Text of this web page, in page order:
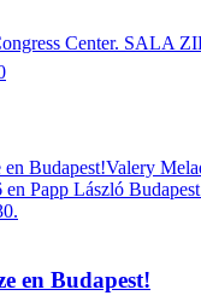
Center. SALA
en Budapest!Valery
en Papp László
en Budapest!